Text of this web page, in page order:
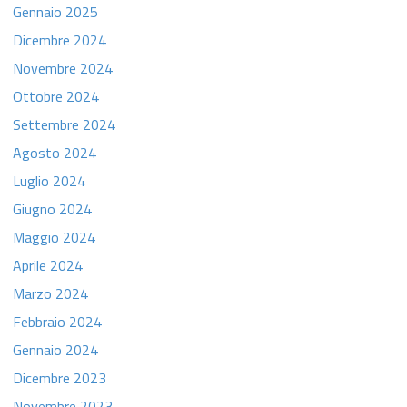
Gennaio 2025
Dicembre 2024
Novembre 2024
Ottobre 2024
Settembre 2024
Agosto 2024
Luglio 2024
Giugno 2024
Maggio 2024
Aprile 2024
Marzo 2024
Febbraio 2024
Gennaio 2024
Dicembre 2023